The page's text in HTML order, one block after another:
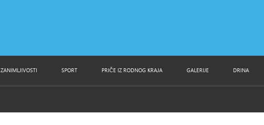
ZANIMLJIVOSTI SPORT PRIČE IZ RODNOG KRAJA GALERIJE DRINA